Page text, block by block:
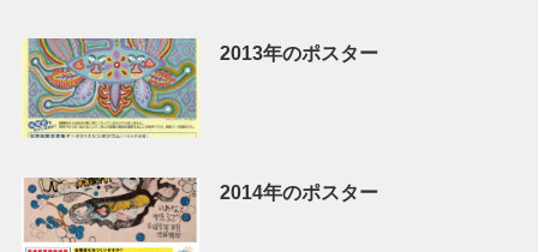
2013年のポスター
2014年のポスター